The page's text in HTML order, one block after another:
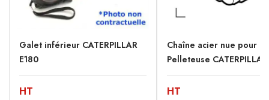
Galet inférieur CATERPILLAR
E180
HT
Chaîne acier nue pour
Pelleteuse
HT